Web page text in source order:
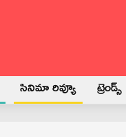
సినిమా రివ్యూ ట్రెండ్స్